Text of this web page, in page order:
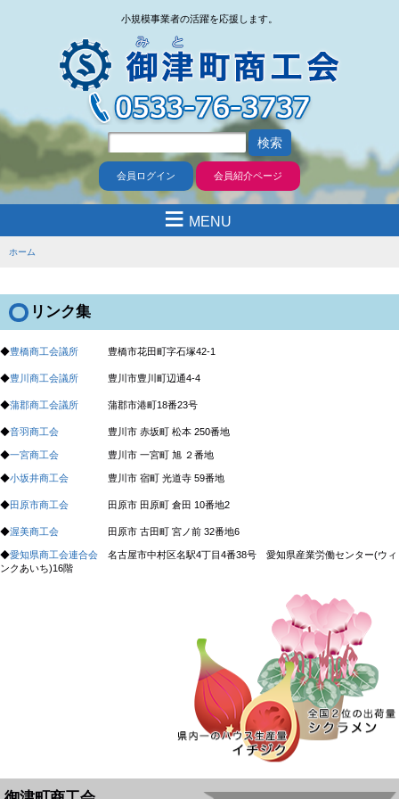
小規模事業者の活躍を応援します。
会員ログイン 会員紹介ページ
≡ MENU
ホーム
リンク集
◆豊橋商工会議所 豊橋市花田町字石塚42-1
◆豊川商工会議所 豊川市豊川町辺通4-4
◆蒲郡商工会議所 蒲郡市港町18番23号
◆音羽商工会 豊川市 赤坂町 松本 250番地
◆一宮商工会 豊川市 一宮町 旭 ２番地
◆小坂井商工会 豊川市 宿町 光道寺 59番地​​​​​​​
◆​​​​​​​田原市商工会 田原市 田原町 倉田 10番地2​​​​​​​
◆​​​​​​​渥美商工会 田原市 古田町 宮ノ前 32番地6​​​​​​​
◆​​​​​​​愛知県商工会連合会 名古屋市中村区名駅4丁目4番38号 愛知県産業労働センター(ウィ
ンクあいち)16階​​​​​​​